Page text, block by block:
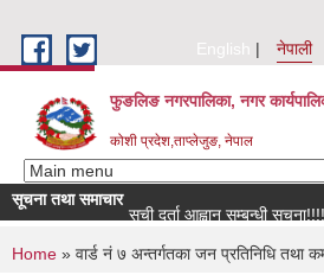
English
नेपाली
फुङलिङ नगरपालिका, नगर
कोशी प्रदेश,ताप्लेजुङ, नेपाल
सूचना तथा समाचार
सूची दर्ता आह्वान सम्बन्धी सूचना!!!!!!!!!!
You are here
Home » वार्ड नं ७ अन्तर्गतका जन प्रतिनिधि तथा